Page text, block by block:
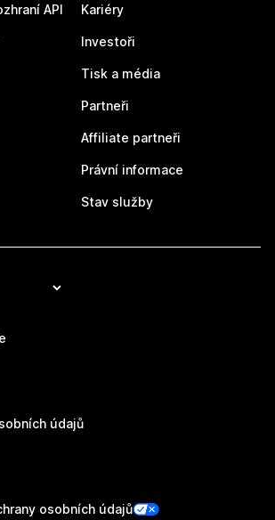
API Kariéry
Investoři
Tisk a média
Partneři
Affiliate partneři
Právní informace
Stav služby
údajů
osobních údajů